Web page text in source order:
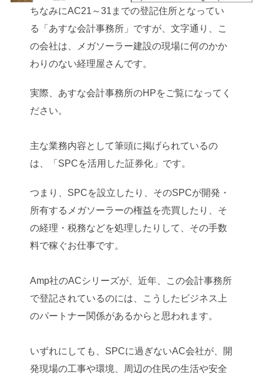
ちなみにAC21～31までの登記住所となってい
る「あすな会計事務所」ですが、文字通り、こ
の会社は、メガソーラー建設の現場に何のかか
わりのない経理屋さんです。
実際、あすな会計事務所のHPをご覧になってく
ださい。
主な業務内容として筆頭に掲げられているの
は、「SPCを活用した証券化」です。
つまり、SPCを設立したり、そのSPCが開発・
所有するメガソーラーの権益を売買したり、そ
の経理・税務などを処理したりして、その手数
料で稼ぐお仕事です。
Amp社のACシリーズが、近年、この会計事務所
で登記されているのには、こうしたビジネス上
のパートナー関係があるからと思われます。
いずれにしても、SPCに過ぎないAC会社が、開
発現場の工事や環境、周辺の住民の生活や安全